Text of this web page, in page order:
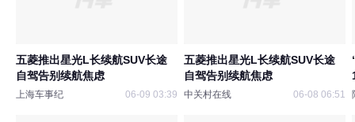
五菱推出星光L长续航SUV长途
自驾告别续航焦虑
上海车事纪 06-09 03:39
五菱推出星光L长续航SUV长途
自驾告别续航焦虑
中关村在线 06-08 06:51